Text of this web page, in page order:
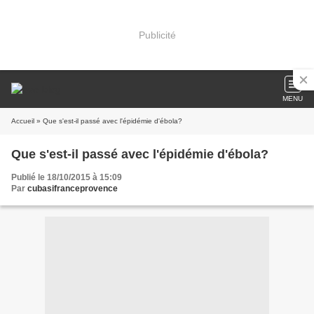
Publicité
MENU
Accueil » Que s'est-il passé avec l'épidémie d'ébola?
Que s'est-il passé avec l'épidémie d'ébola?
Publié le 18/10/2015 à 15:09
Par cubasifranceprovence